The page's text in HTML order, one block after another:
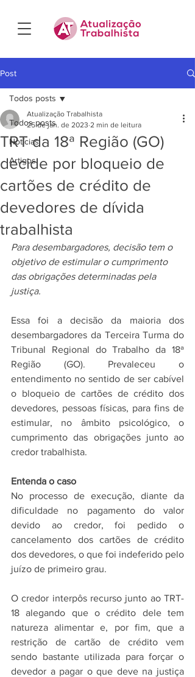
Post
Todos posts
Notícias
Artigos
Todos posts
TRT da 18ª Região (GO)
decide por bloqueio de
cartões de crédito de
devedores de dívida
trabalhista
Atualização Trabalhista
25 de jan. de 2023 2 min de leitura
Para desembargadores, decisão tem o
objetivo de estimular o cumprimento
das obrigações determinadas pela
justiça.
Essa foi a decisão da maioria dos
desembargadores da Terceira Turma do
Tribunal Regional do Trabalho da 18ª
Região (GO). Prevaleceu o
entendimento no sentido de ser cabível
o bloqueio de cartões de crédito dos
devedores, pessoas físicas, para fins de
estimular, no âmbito psicológico, o
cumprimento das obrigações junto ao
credor trabalhista.
Entenda o caso
No processo de execução, diante da
dificuldade no pagamento do valor
devido ao credor, foi pedido o
cancelamento dos cartões de crédito
dos devedores, o que foi indeferido pelo
juízo de primeiro grau.
O credor interpôs recurso junto ao TRT-
18 alegando que o crédito dele tem
natureza alimentar e, por fim, que a
restrição de cartão de crédito vem
sendo bastante utilizada para forçar o
devedor a pagar o que deve na justiça